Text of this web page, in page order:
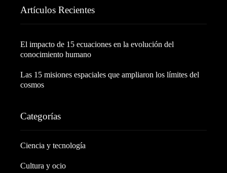
Artículos Recientes
El impacto de 15 ecuaciones en la evolución del
conocimiento humano
Las 15 misiones espaciales que ampliaron los límites del
cosmos
Categorías
Ciencia y tecnología
Cultura y ocio